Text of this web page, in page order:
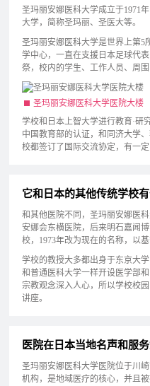
圣玛丽安娜医科大学成立于1971
大学，简称圣玛丽、圣医大等。
圣玛丽安娜医科大学是世界上第5
学中心，一直在支援日本足球代
祭，校内的学生、工作人员、周围
圣玛丽安娜医科大学医院大楼
学校和日本上智大学进行教育·研
中国教育部的认证，和同济大学
校都签订了国际交流协定，有一定
它和日本的其他传统学校有
和其他医院不同，圣玛丽安娜医
安娜会东横医院，后来明石嘉闻
校，1973年改为现在的名称，以
学校的教授大多都出身于东京大
和普通医科大学一样开设医学部
宗教观念深入人心，所以学校校
讲座。
医院在日本当地名声和服务
圣玛丽安娜医科大学医院位于川
机构，是地域医疗的核心，并且